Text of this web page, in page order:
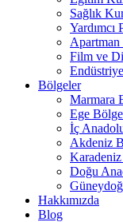
Sağlık
Yardımcı
Film ve
Bölgeler
Marmara
Ege
İç
Akdeniz
Doğu
Hakkımızda
Blog